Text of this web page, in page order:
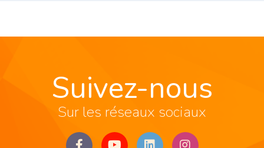
Suivez-nous
Sur les réseaux sociaux